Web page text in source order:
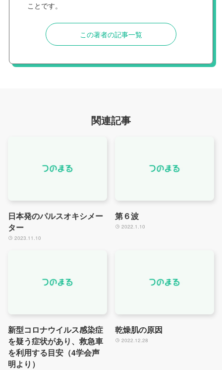
ことです。
この著者の記事一覧
関連記事
日本発のパルスオキシメー
ター
2023.11.10
第６波
2022.1.10
新型コロナウイルス感染症
を疑う症状があり、救急車
を利用する目安（4学会声
明より）
乾燥肌の原因
2022.12.28